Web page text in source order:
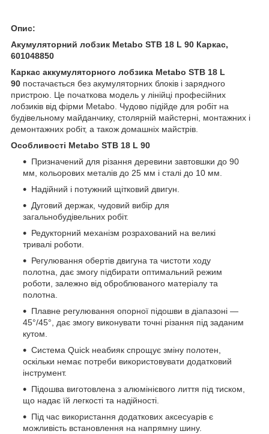
Опис:
Акумуляторний лобзик Metabo STB 18 L 90 Каркас,
601048850
Каркас аккумуляторного лобзика Metabo STB 18 L
90 постачається без акумуляторних блоків і зарядного
пристрою. Це початкова модель у лінійці професійних
лобзиків від фірми Metabo. Чудово підійде для робіт на
будівельному майданчику, столярній майстерні, монтажних і
демонтажних робіт, а також домашніх майстрів.
Особливості Metabo STB 18 L 90
Призначений для різання деревини завтовшки до 90
мм, кольорових металів до 25 мм і сталі до 10 мм.
Надійний і потужний щітковий двигун.
Дуговий держак, чудовий вибір для
загальнобудівельних робіт.
Редукторний механізм розрахований на великі
тривалі роботи.
Регулювання обертів двигуна та чистоти ходу
полотна, дає змогу підбирати оптимальний режим
роботи, залежно від оброблюваного матеріалу та
полотна.
Плавне регулювання опорної підошви в діапазоні —
45°/45°, дає змогу виконувати точні різання під заданим
кутом.
Система Quick неабияк спрощує зміну полотен,
оскільки немає потреби використовувати додатковий
інструмент.
Підошва виготовлена з алюмінієвого лиття під тиском,
що надає їй легкості та надійності.
Під час використання додаткових аксесуарів є
можливість встановлення на напрямну шину.